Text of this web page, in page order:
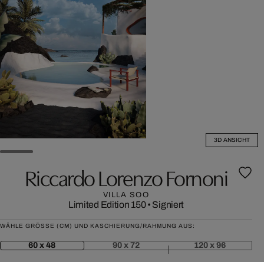
3D ANSICHT
Riccardo Lorenzo Fornoni
VILLA SOO
Limited Edition 150• Signiert
WÄHLE GRÖSSE (CM) UND KASCHIERUNG/RAHMUNG AUS:
60 x 48 90 x 72 120 x 96